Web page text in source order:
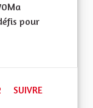
pour
52 ABONNÉS
SUIVRE